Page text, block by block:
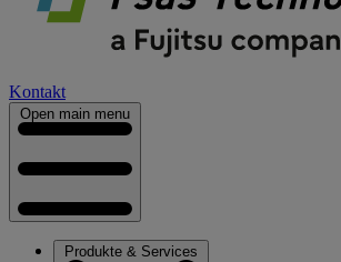
Kontakt
Open main menu
Produkte & Services